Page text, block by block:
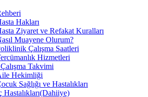
Hakları
Ziyaret ve Refakat Kuralları
Muayene Olurum?
Çalışma Saatleri
Hizmetleri
Takvimi
Hekimliği
Sağlığı ve Hastalıkları
Hastalıkları(Dahiiye)